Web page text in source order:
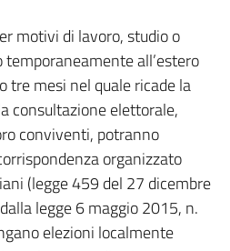
motivi di lavoro, studio o
all’estero
tre mesi nel quale ricade la
consultazione elettorale,
conviventi, potranno
organizzato
(legge 459 del 27 dicembre
legge 6 maggio 2015, n.
elezioni localmente